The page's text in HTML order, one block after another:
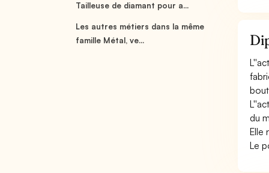
Tailleuse de diamant pour a...
Les autres métiers dans la même
famille Métal, ve...
du
Elle
Le